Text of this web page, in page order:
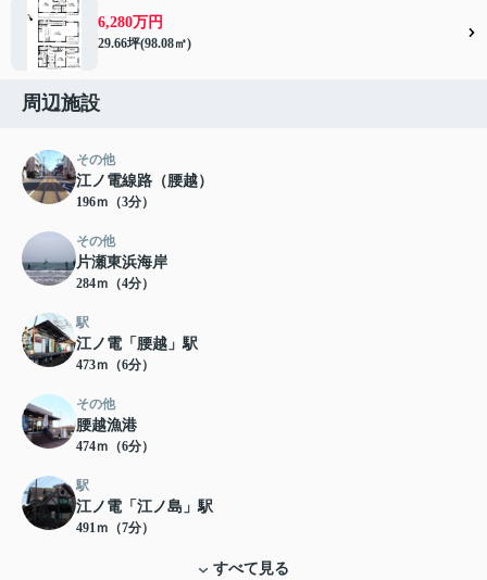
6,280万円
29.66坪(98.08㎡)
周辺施設
その他
江ノ電線路（腰越）
196ｍ（3分）
その他
片瀬東浜海岸
284ｍ（4分）
駅
江ノ電「腰越」駅
473ｍ（6分）
その他
腰越漁港
474ｍ（6分）
駅
江ノ電「江ノ島」駅
491ｍ（7分）
すべて見る